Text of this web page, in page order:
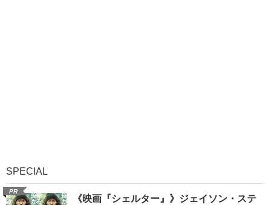
SPECIAL
PR
《映画『シェルター』》ジェイソン・ステ